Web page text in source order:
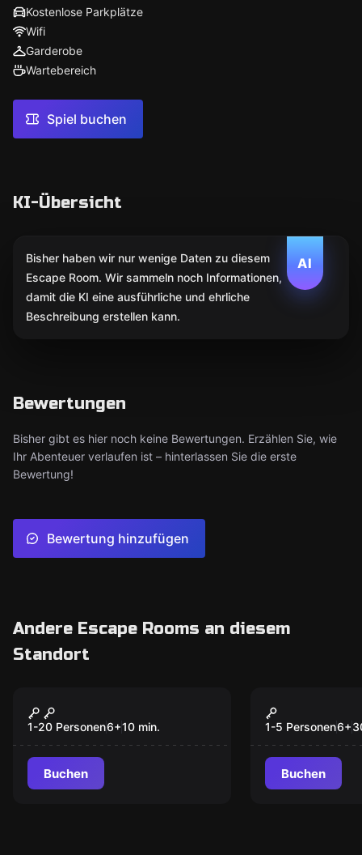
Kostenlose Parkplätze
Wifi
Garderobe
Wartebereich
Spiel buchen
KI-Übersicht
AI
Bisher haben wir nur wenige Daten zu diesem
Escape Room. Wir sammeln noch Informationen,
damit die KI eine ausführliche und ehrliche
Beschreibung erstellen kann.
Bewertungen
Bisher gibt es hier noch keine Bewertungen. Erzählen Sie, wie
Ihr Abenteuer verlaufen ist – hinterlassen Sie die erste
Bewertung!
Bewertung hinzufügen
Andere Escape Rooms an diesem
Standort
Populär
Retro Arcade & Chill
Zone
1-20 Personen6+10 min.
Buchen
Populär
MiniCrash
1-5 Personen6+
Buchen